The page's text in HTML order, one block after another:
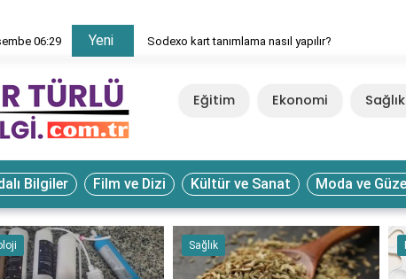
06:29 Yeni Sodexo kart tanımlama nasıl yapılır?
Eğitim Ekonomi Sağlık
Bilgiler Film ve Dizi Kültür ve Sanat Moda ve
Sağlık